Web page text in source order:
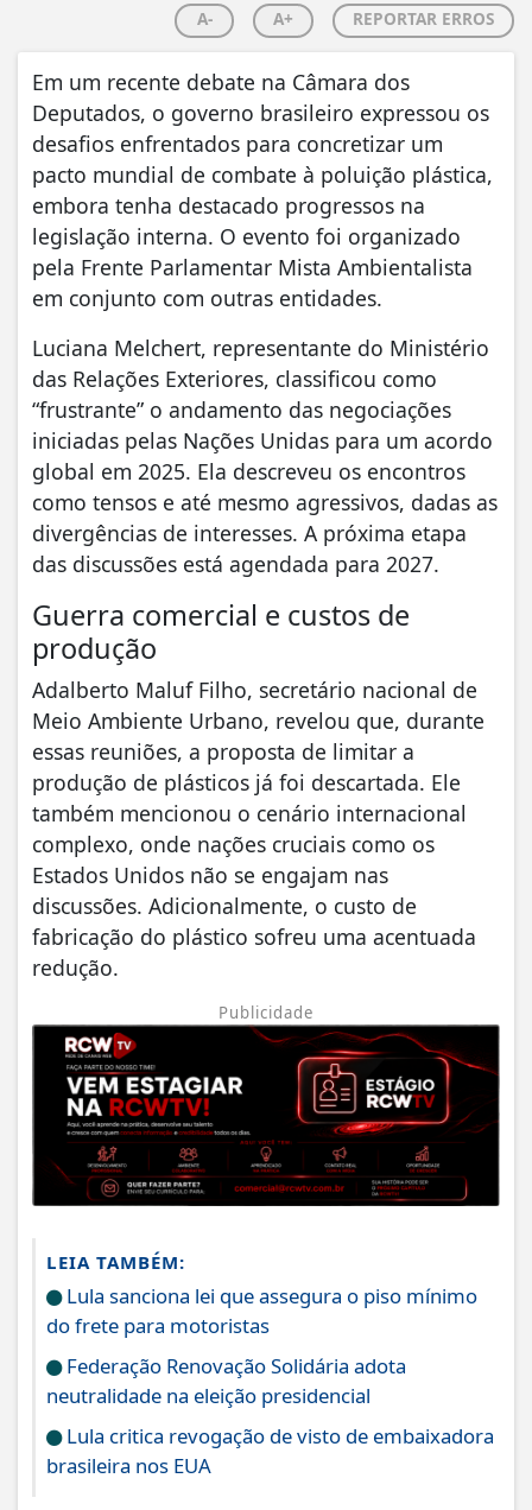
A- A+ REPORTAR ERROS
Em um recente debate na Câmara dos
Deputados, o governo brasileiro expressou os
desafios enfrentados para concretizar um
pacto mundial de combate à poluição plástica,
embora tenha destacado progressos na
legislação interna. O evento foi organizado
pela Frente Parlamentar Mista Ambientalista
em conjunto com outras entidades.
Luciana Melchert, representante do Ministério
das Relações Exteriores, classificou como
“frustrante” o andamento das negociações
iniciadas pelas Nações Unidas para um acordo
global em 2025. Ela descreveu os encontros
como tensos e até mesmo agressivos, dadas as
divergências de interesses. A próxima etapa
das discussões está agendada para 2027.
Guerra comercial e custos de
produção
Adalberto Maluf Filho, secretário nacional de
Meio Ambiente Urbano, revelou que, durante
essas reuniões, a proposta de limitar a
produção de plásticos já foi descartada. Ele
também mencionou o cenário internacional
complexo, onde nações cruciais como os
Estados Unidos não se engajam nas
discussões. Adicionalmente, o custo de
fabricação do plástico sofreu uma acentuada
redução.
Publicidade
LEIA TAMBÉM:
Lula sanciona lei que assegura o piso mínimo
do frete para motoristas
Federação Renovação Solidária adota
neutralidade na eleição presidencial
Lula critica revogação de visto de embaixadora
brasileira nos EUA